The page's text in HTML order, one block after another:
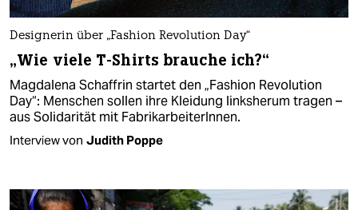
Designerin über „Fashion Revolution Day“
„Wie viele T-Shirts brauche ich?“
Magdalena Schaffrin startet den „Fashion Revolution
Day“: Menschen sollen ihre Kleidung linksherum tragen –
aus Solidarität mit FabrikarbeiterInnen.
Interview von Judith Poppe